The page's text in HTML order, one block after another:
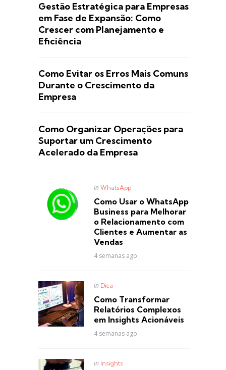
Gestão Estratégica para Empresas
em Fase de Expansão: Como
Crescer com Planejamento e
Eficiência
Como Evitar os Erros Mais Comuns
Durante o Crescimento da
Empresa
Como Organizar Operações para
Suportar um Crescimento
Acelerado da Empresa
Posted
in WhatsApp
Como Usar o WhatsApp
Business para Melhorar
o Relacionamento com
Clientes e Aumentar as
Vendas
4 semanas ago
Posted
in Dica
Como Transformar
Relatórios Complexos
em Insights Acionáveis
4 semanas ago
Posted
in Insights